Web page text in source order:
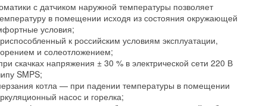
с датчиком наружной температуры позволяет
в помещении исходя из состояния окружающей
условия;
к российским условиям эксплуатации,
и солеотложением;
скачках напряжения ± 30 % в электрической сети 220 В
SMPS;
котла — при падении температуры в помещении
насос и горелка;
учёта тепла для каждой квартиры. Данный узел
для комплектации зданий с квартирами небольшой площади.
узел GE550Y18x
узелGE550Y17x
балансировкой и теплоучётом по потребителям,
имеет диаметр коллектора Ду40.